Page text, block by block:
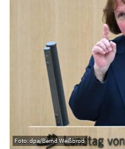
dpa/Bernd Weißbrod